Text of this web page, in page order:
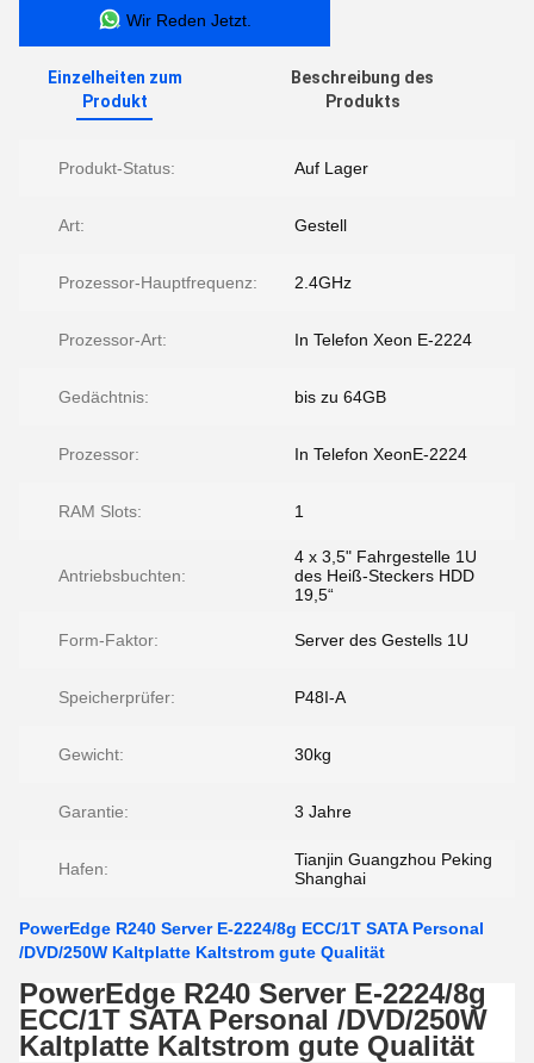
Wir Reden Jetzt.
Einzelheiten zum
Produkt
Beschreibung des
Produkts
Produkt-Status: Auf Lager
Art: Gestell
Prozessor-Hauptfrequenz: 2.4GHz
Prozessor-Art: In Telefon Xeon E-2224
Gedächtnis: bis zu 64GB
Prozessor: In Telefon XeonE-2224
RAM Slots: 1
Antriebsbuchten:
4 x 3,5" Fahrgestelle 1U
des Heiß-Steckers HDD
19,5“
Form-Faktor: Server des Gestells 1U
Speicherprüfer: P48I-A
Gewicht: 30kg
Garantie: 3 Jahre
Hafen:
Tianjin Guangzhou Peking
Shanghai
PowerEdge R240 Server E-2224/8g ECC/1T SATA Personal
/DVD/250W Kaltplatte Kaltstrom gute Qualität
PowerEdge R240 Server E-2224/8g
ECC/1T SATA Personal /DVD/250W
Kaltplatte Kaltstrom gute Qualität